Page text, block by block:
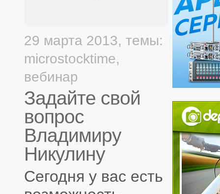
29 марта 2013, темы:
microstocktime,
вебинар
Задайте свой
вопрос
Владимиру
Никулину
Сегодня у вас есть